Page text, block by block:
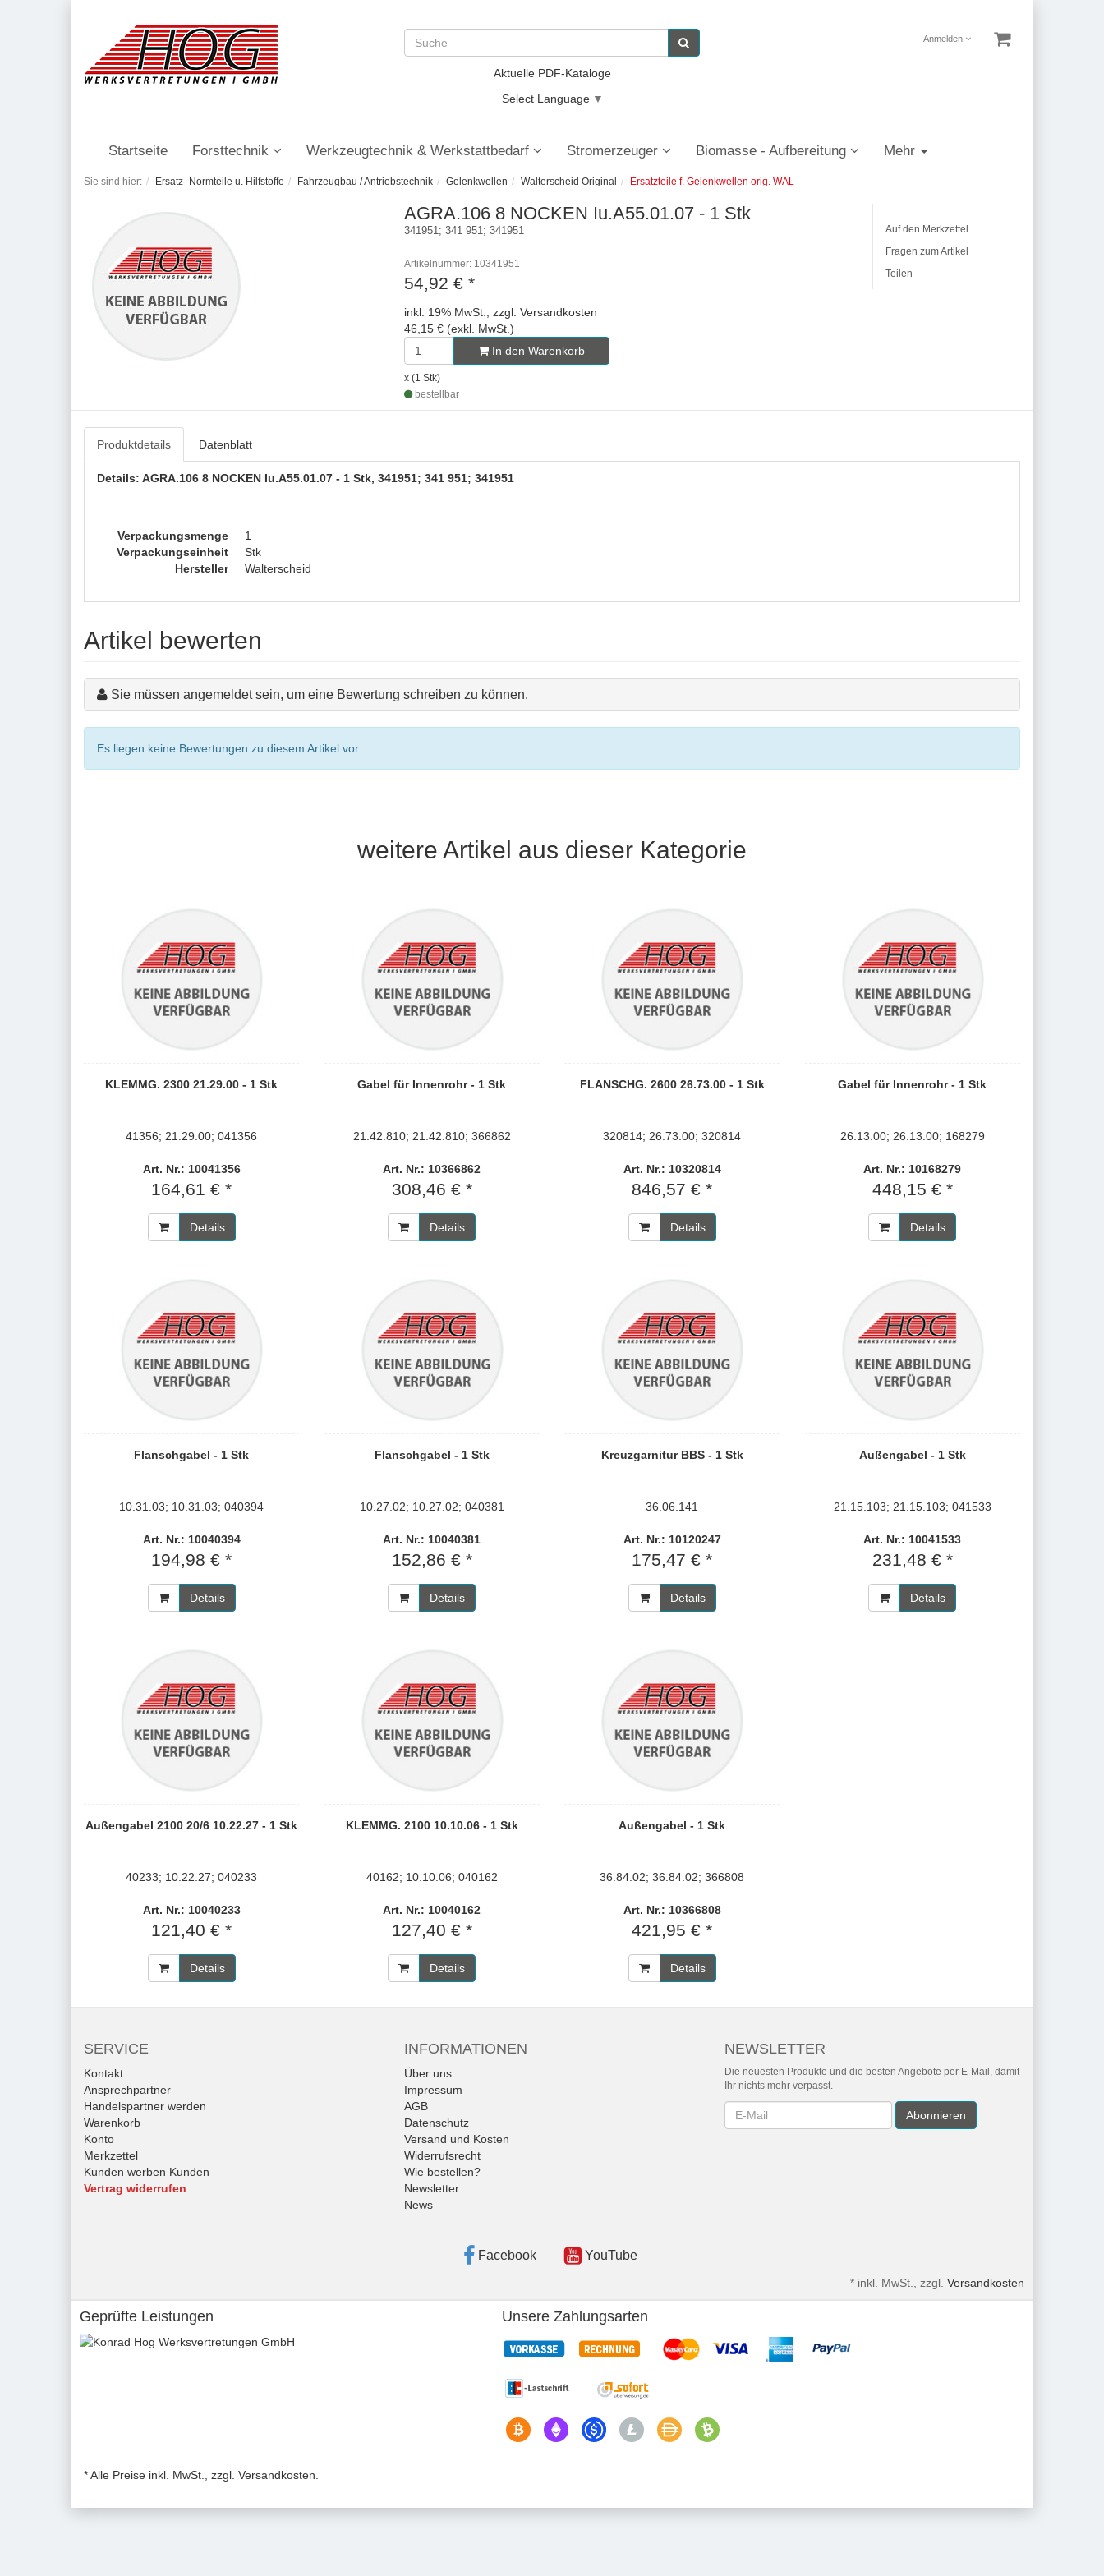
Anmelden
Aktuelle PDF-Kataloge
Select Language ▼
Startseite Forsttechnik Werkzeugtechnik & Werkstattbedarf Stromerzeuger Biomasse - Aufbereitung Mehr
Sie sind hier: Ersatz -Normteile u. Hilfstoffe Fahrzeugbau / Antriebstechnik Gelenkwellen Walterscheid Original Ersatzteile f. Gelenkwellen orig. WAL
AGRA.106 8 NOCKEN Iu.A55.01.07 - 1 Stk
341951; 341 951; 341951
Artikelnummer: 10341951
54,92 € *
inkl. 19% MwSt., zzgl. Versandkosten
46,15 € (exkl. MwSt.)
In den Warenkorb
x (1 Stk)
bestellbar
Auf den Merkzettel
Fragen zum Artikel
Teilen
Produktdetails Datenblatt
Details: AGRA.106 8 NOCKEN Iu.A55.01.07 - 1 Stk, 341951; 341 951; 341951
Verpackungsmenge
1
Verpackungseinheit
Stk
Hersteller
Walterscheid
Artikel bewerten
Sie müssen angemeldet sein, um eine Bewertung schreiben zu können.
Es liegen keine Bewertungen zu diesem Artikel vor.
weitere Artikel aus dieser Kategorie
KLEMMG. 2300 21.29.00 - 1 Stk
41356; 21.29.00; 041356
Art. Nr.: 10041356
164,61 € *
Details
Gabel für Innenrohr - 1 Stk
21.42.810; 21.42.810; 366862
Art. Nr.: 10366862
308,46 € *
Details
FLANSCHG. 2600 26.73.00 - 1 Stk
320814; 26.73.00; 320814
Art. Nr.: 10320814
846,57 € *
Details
Gabel für Innenrohr - 1 Stk
26.13.00; 26.13.00; 168279
Art. Nr.: 10168279
448,15 € *
Details
Flanschgabel - 1 Stk
10.31.03; 10.31.03; 040394
Art. Nr.: 10040394
194,98 € *
Details
Flanschgabel - 1 Stk
10.27.02; 10.27.02; 040381
Art. Nr.: 10040381
152,86 € *
Details
Kreuzgarnitur BBS - 1 Stk
36.06.141
Art. Nr.: 10120247
175,47 € *
Details
Außengabel - 1 Stk
21.15.103; 21.15.103; 041533
Art. Nr.: 10041533
231,48 € *
Details
Außengabel 2100 20/6 10.22.27 - 1 Stk
40233; 10.22.27; 040233
Art. Nr.: 10040233
121,40 € *
Details
KLEMMG. 2100 10.10.06 - 1 Stk
40162; 10.10.06; 040162
Art. Nr.: 10040162
127,40 € *
Details
Außengabel - 1 Stk
36.84.02; 36.84.02; 366808
Art. Nr.: 10366808
421,95 € *
Details
SERVICE
Kontakt
Ansprechpartner
Handelspartner werden
Warenkorb
Konto
Merkzettel
Kunden werben Kunden
Vertrag widerrufen
INFORMATIONEN
Über uns
Impressum
AGB
Datenschutz
Versand und Kosten
Widerrufsrecht
Wie bestellen?
Newsletter
News
NEWSLETTER
Die neuesten Produkte und die besten Angebote per E-Mail, damit
Ihr nichts mehr verpasst.
Newsletter Abonnieren
Facebook YouTube
* inkl. MwSt., zzgl. Versandkosten
Geprüfte Leistungen Unsere Zahlungsarten
* Alle Preise inkl. MwSt., zzgl. Versandkosten.